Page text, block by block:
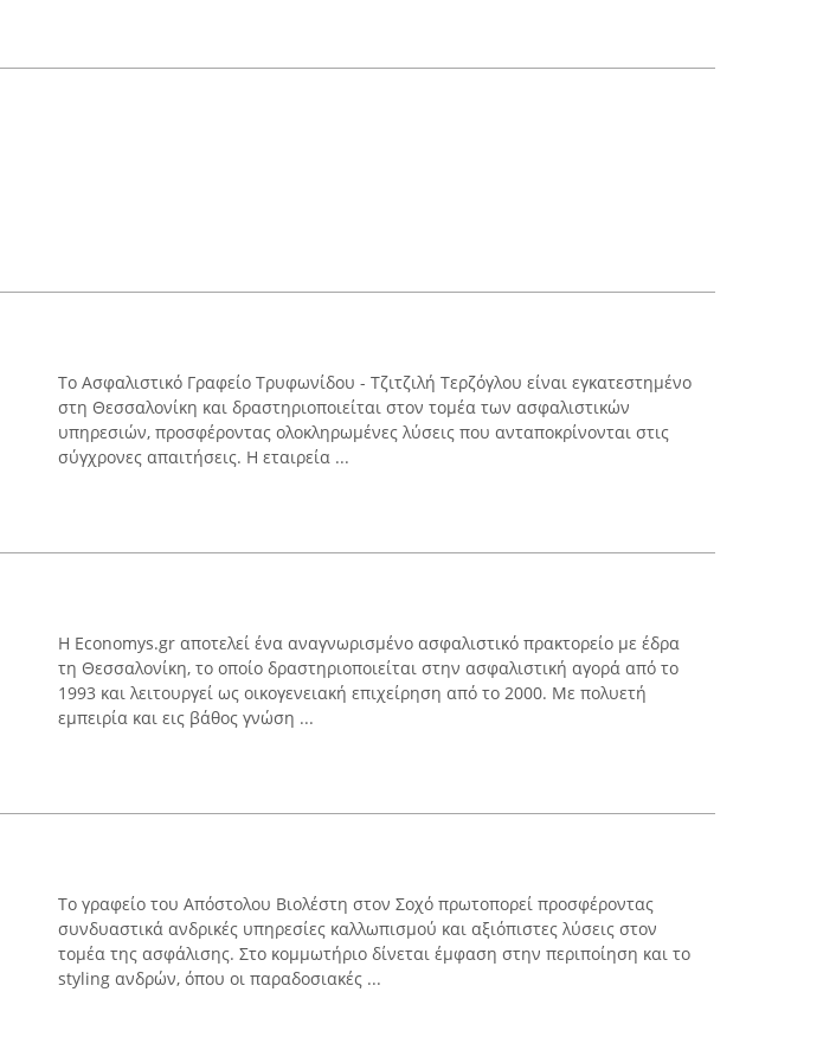
Το Ασφαλιστικό Γραφείο Τρυφωνίδου - Τζιτζιλή Τερζόγλου είναι εγκατεστημένο
στη Θεσσαλονίκη και δραστηριοποιείται στον τομέα των ασφαλιστικών
υπηρεσιών, προσφέροντας ολοκληρωμένες λύσεις που ανταποκρίνονται στις
σύγχρονες απαιτήσεις. Η εταιρεία ...
Η Economys.gr αποτελεί ένα αναγνωρισμένο ασφαλιστικό πρακτορείο με έδρα
τη Θεσσαλονίκη, το οποίο δραστηριοποιείται στην ασφαλιστική αγορά από το
1993 και λειτουργεί ως οικογενειακή επιχείρηση από το 2000. Με πολυετή
εμπειρία και εις βάθος γνώση ...
Το γραφείο του Απόστολου Βιολέστη στον Σοχό πρωτοπορεί προσφέροντας
συνδυαστικά ανδρικές υπηρεσίες καλλωπισμού και αξιόπιστες λύσεις στον
τομέα της ασφάλισης. Στο κομμωτήριο δίνεται έμφαση στην περιποίηση και το
styling ανδρών, όπου οι παραδοσιακές ...